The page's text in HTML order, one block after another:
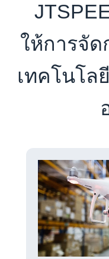
ให้การจัด
เทคโนโล